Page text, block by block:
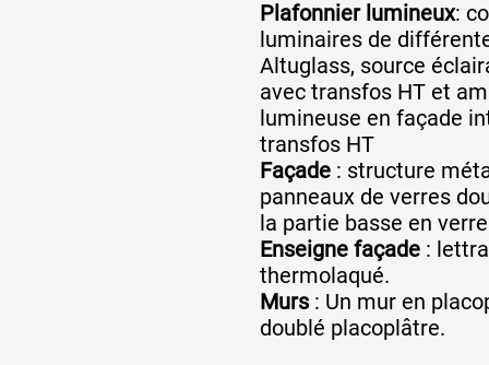
Plafonnier lumineux:
luminaires de
Altuglass, source
avec transfos HT et
lumineuse en façade
transfos HT
Façade : structure
panneaux de verres
la partie basse en
Enseigne façade :
thermolaqué.
Murs : Un mur en
doublé placoplâtre.